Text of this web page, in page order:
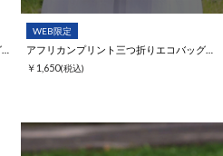
WEB限定
￥1,650(税込)